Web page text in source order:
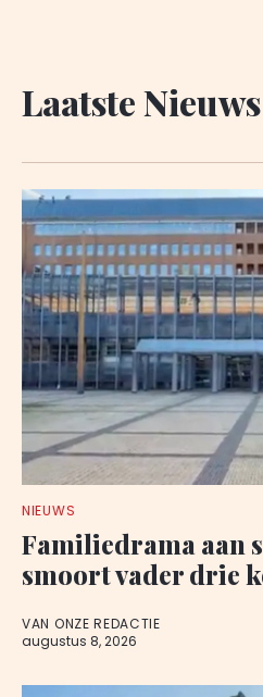
Laatste Nieuws
NIEUWS
Familiedrama aan
smoort vader drie
VAN ONZE REDACTIE
augustus 8, 2026